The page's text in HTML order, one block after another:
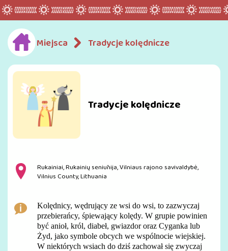
Miejsca Tradycje kolędnicze
Tradycje kolędnicze
Rukainiai, Rukainių seniūnija, Vilniaus rajono savivaldybė,
Vilnius County, Lithuania
Kolędnicy, wędrujący ze wsi do wsi, to zazwyczaj
przebierańcy, śpiewający kolędy. W grupie powinien
być anioł, król, diabeł, gwiazdor oraz Cyganka lub
Żyd, jako symbole obcych we wspólnocie wiejskiej.
W niektórych wsiach do dziś zachował się zwyczaj